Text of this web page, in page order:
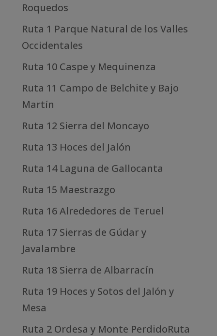
Roquedos
Ruta 1 Parque Natural de los Valles
Occidentales
Ruta 10 Caspe y Mequinenza
Ruta 11 Campo de Belchite y Bajo
Martín
Ruta 12 Sierra del Moncayo
Ruta 13 Hoces del Jalón
Ruta 14 Laguna de Gallocanta
Ruta 15 Maestrazgo
Ruta 16 Alrededores de Teruel
Ruta 17 Sierras de Gúdar y
Javalambre
Ruta 18 Sierra de Albarracín
Ruta 19 Hoces y Sotos del Jalón y
Mesa
Ruta 2 Ordesa y Monte PerdidoRuta